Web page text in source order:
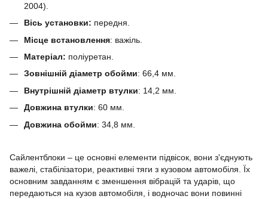
2004).
Вісь установки: передня.
Місце встановлення: важіль.
Матеріал: поліуретан.
Зовнішній діаметр обойми: 66,4 мм.
Внутрішній діаметр втулки: 14,2 мм.
Довжина втулки: 60 мм.
Довжина обойми: 34,8 мм.
Сайлентблоки – це основні елементи підвісок, вони з'єднують
важелі, стабілізатори, реактивні тяги з кузовом автомобіля.
Їх
основним завданням є зменшення вібрацій та ударів, що
передаються на кузов автомобіля, і водночас вони повинні